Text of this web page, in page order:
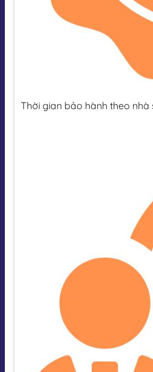
Thời gian bảo hành theo nhà